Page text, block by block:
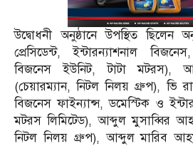
উদ্বোধনী অনুষ্ঠানে উপস্থিত ছিলেন
প্রেসিডেন্ট, ইন্টারন্যাশনাল
বিজনেস ইউনিট, টাটা মটরস),
(চেয়ারম্যান, নিটল নিলয় গ্রুপ), ভি
বিজনেস ফাইন্যান্স, ডমেস্টিক ও
মটরস লিমিটেড), আব্দুল মুসাব্বির
নিটল নিলয় গ্রুপ), আব্দুল মারিব